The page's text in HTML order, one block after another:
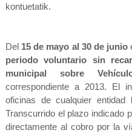
kontuetatik.
Del 15 de mayo al 30 de junio
periodo voluntario sin
municipal sobre
correspondiente a 2013. El
oficinas de cualquier entidad
Transcurrido el plazo indicado
directamente al cobro por la